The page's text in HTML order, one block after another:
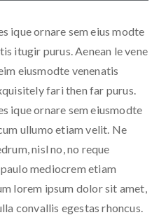
ique ornare sem eius modte
itugir purus. Aenean le vene
eiusmodte venenatis
fari then far purus.
ique ornare sem eiusmodte
ullumo etiam velit. Ne
nisl no, no reque
mediocrem etiam
lorem ipsum dolor sit amet,
convallis egestas rhoncus.